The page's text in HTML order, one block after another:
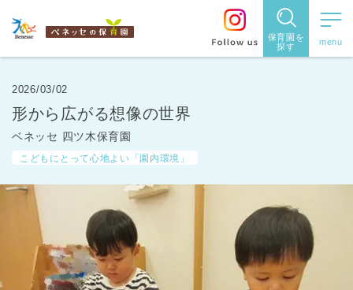
保育園を
探す
保育園を探す
住所・駅
名から探
す
2026/03/02
形から広がる想像の世界
ベネッセ 四ツ木保育園
こどもにとって心地よい「園内環境」